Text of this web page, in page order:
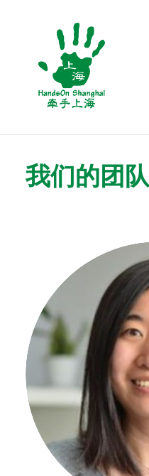
关于我们
项目
我们的团队